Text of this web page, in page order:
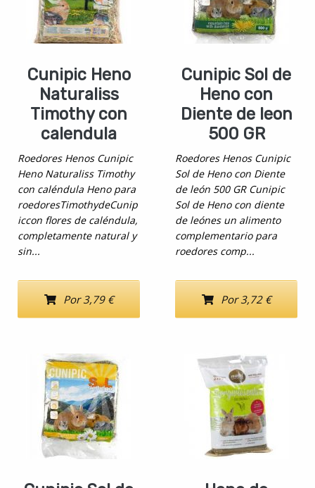
Cunipic Heno
Naturaliss
Timothy con
calendula
Roedores Henos Cunipic
Heno Naturaliss Timothy
con caléndula Heno para
roedoresTimothydeCunip
iccon flores de caléndula,
completamente natural y
sin...
Por 3,79 €
Cunipic Sol de
Heno con
Diente de leon
500 GR
Roedores Henos Cunipic
Sol de Heno con Diente
de león 500 GR Cunipic
Sol de Heno con diente
de leónes un alimento
complementario para
roedores comp...
Por 3,72 €